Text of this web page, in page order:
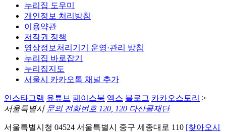
누리집 도우미
개인정보 처리방침
이용약관
저작권 정책
영상정보처리기기 운영·관리 방침
누리집 바로잡기
누리집지도
서울시 카카오톡 채널 추가
인스타그램 유튜브 페이스북 엑스 블로그 카카오스토리 >
서울특별시 문의 전화번호 120, 120 다산콜재단
서울특별시청 04524 서울특별시 중구 세종대로 110 [찾아오시